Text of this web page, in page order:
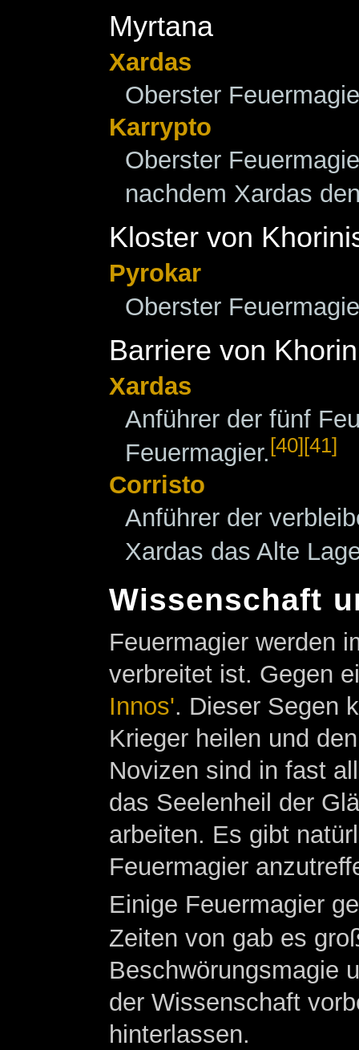
Myrtana
Xardas
Oberster
Karrypto
Oberster
nachdem Xardas
Kloster von
Pyrokar
Oberster
Barriere von
Xardas
Anführer der fünf
Feuermagier. [40] [41]
Corristo
Anführer der
Xardas das Alte
Wissenschaft
Feuermagier werden
verbreitet ist. Gegen
Innos'. Dieser Segen
Krieger heilen und
Novizen sind in fast
das Seelenheil der
arbeiten. Es gibt
Feuermagier
Einige Feuermagier
Zeiten von gab es
Beschwörungsmagie
der Wissenschaft
hinterlassen.